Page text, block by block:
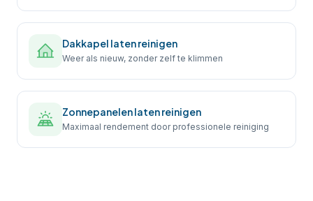
Dakkapel laten reinigen
Weer als nieuw, zonder zelf te klimmen
Zonnepanelen laten reinigen
Maximaal rendement door professionele reiniging